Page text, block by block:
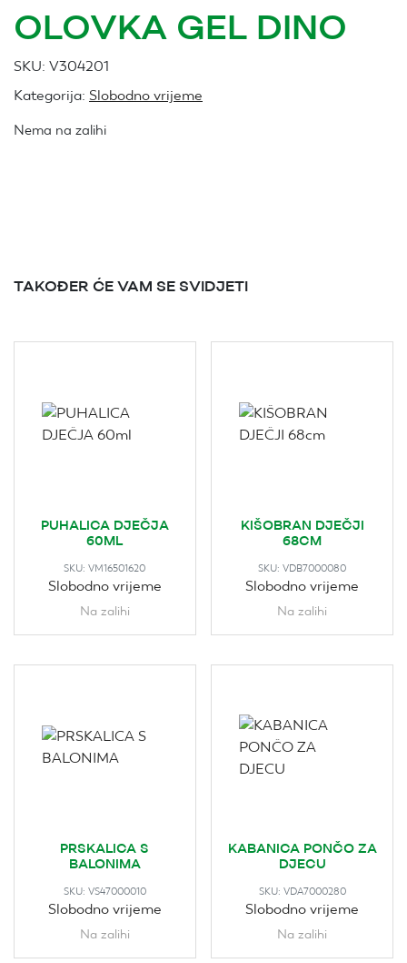
OLOVKA GEL DINO
SKU: V304201
Kategorija: Slobodno vrijeme
Nema na zalihi
TAKOĐER ĆE VAM SE SVIDJETI
PUHALICA DJEČJA
60ML
SKU:VM16501620
Slobodno vrijeme
Na zalihi
KIŠOBRAN DJEČJI
68CM
SKU:VDB7000080
Slobodno vrijeme
Na zalihi
PRSKALICA S
BALONIMA
SKU: VS47000010
Slobodno vrijeme
Na zalihi
KABANICA PONČO ZA
DJECU
SKU: VDA7000280
Slobodno vrijeme
Na zalihi